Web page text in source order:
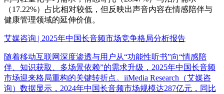
（17.22%）占比相对较低，但反映出声音内容在情感陪伴与
健康管理领域的延伸价值。
艾媒咨询 | 2025年中国长音频市场竞争格局分析报告
随着移动互联网深度渗透与用户从“功能性听书”向“情感陪
伴、知识获取、多场景依赖”的需求升级，2025年中国长音频
市场迎来格局重构的关键转折点。iiMedia Research（艾媒咨
询）数据显示，2024年中国长音频市场规模达287亿元，同比